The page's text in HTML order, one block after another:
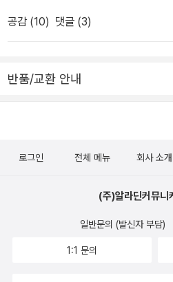
뜨시는데, 리영희 선생님만은 속히 쾌
을 찾아본다.<리영희 저작집 12권 목
상과 이성 3권 80년대 국제정세와 한
난다 9권 스핑크스의 코 10권 반세기
공감 (10) 댓글 (3)
반품/교환 안내
로그인 전체 메뉴 회사 소개
(주)알라딘커뮤니
일반문의 (발신자 부담)
1:1 문의